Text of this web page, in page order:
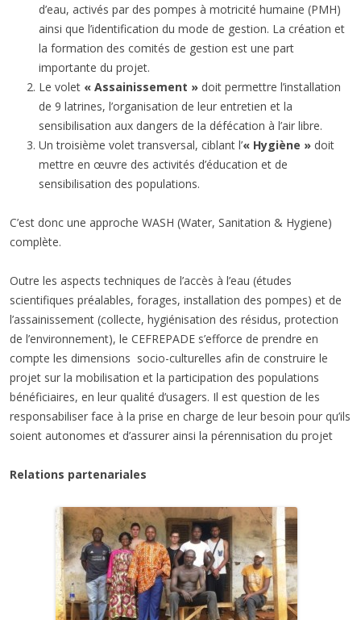
d’eau, activés par des pompes à motricité humaine (PMH)
ainsi que l’identification du mode de gestion. La création et
la formation des comités de gestion est une part
importante du projet.
Le volet « Assainissement » doit permettre l’installation
de 9 latrines, l’organisation de leur entretien et la
sensibilisation aux dangers de la défécation à l’air libre.
Un troisième volet transversal, ciblant l’« Hygiène » doit
mettre en œuvre des activités d’éducation et de
sensibilisation des populations.
C’est donc une approche WASH (Water, Sanitation & Hygiene)
complète.
Outre les aspects techniques de l’accès à l’eau (études
scientifiques préalables, forages, installation des pompes) et de
l’assainissement (collecte, hygiénisation des résidus, protection
de l’environnement), le CEFREPADE s’efforce de prendre en
compte les dimensions socio-culturelles afin de construire le
projet sur la mobilisation et la participation des populations
bénéficiaires, en leur qualité d’usagers. Il est question de les
responsabiliser face à la prise en charge de leur besoin pour qu’ils
soient autonomes et d’assurer ainsi la pérennisation du projet
Relations partenariales